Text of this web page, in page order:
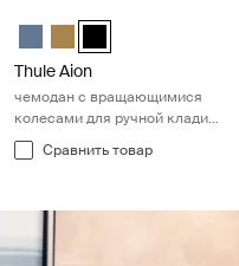
Thule Aion carry on spinner
Thule Aion carry on
Thule Aion carry on
Thule Aion
чемодан с вращающимися
колесами для ручной клади
черном
Сравнить товар